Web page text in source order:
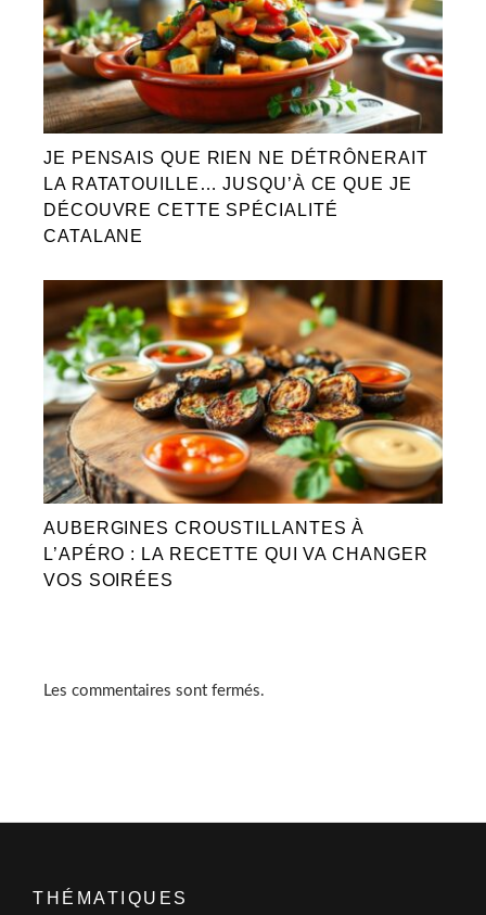
JE PENSAIS QUE RIEN NE DÉTRÔNERAIT
LA RATATOUILLE… JUSQU’À CE QUE JE
DÉCOUVRE CETTE SPÉCIALITÉ
CATALANE
AUBERGINES CROUSTILLANTES À
L’APÉRO : LA RECETTE QUI VA CHANGER
VOS SOIRÉES
Les commentaires sont fermés.
THÉMATIQUES